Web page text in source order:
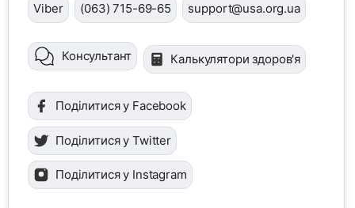
Viber (063) 715-69-65 support@usa.org.ua
Консультант Калькулятори здоров'я
Поділитися у Facebook
Поділитися у Twitter
Поділитися у Instagram